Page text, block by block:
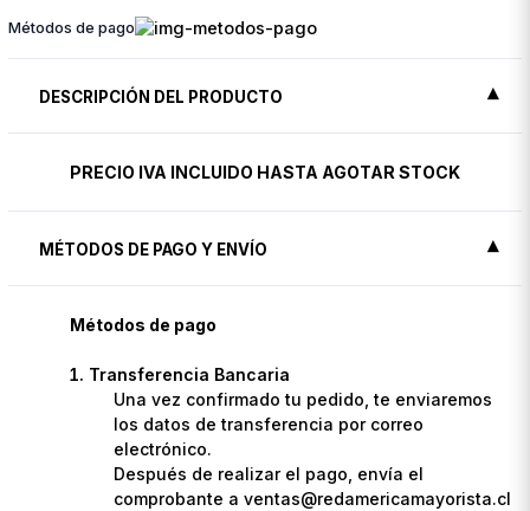
Métodos de pago
DESCRIPCIÓN DEL PRODUCTO
PRECIO IVA INCLUIDO HASTA AGOTAR STOCK
MÉTODOS DE PAGO Y ENVÍO
Métodos de pago
Transferencia Bancaria
Una vez confirmado tu pedido, te enviaremos
los datos de transferencia por correo
electrónico.
Después de realizar el pago, envía el
comprobante a ventas@redamericamayorista.cl